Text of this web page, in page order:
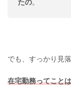
でも、すっかり見
在宅勤務ってこと